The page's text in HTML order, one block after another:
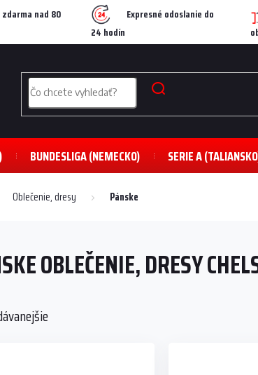
zdarma nad 80
Expresné odoslanie do
24 hodín
BUNDESLIGA (NEMECKO) SERIE A
Oblečenie, dresy Pánske
OBLEČENIE, DRESY